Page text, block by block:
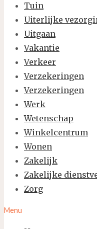
Tuin
Uiterlijke
Uitgaan
Vakantie
Verkeer
Verzekeringen
Verzekeringen
Werk
Wetenschap
Winkelcentrum
Wonen
Zakelijk
Zakelijke
Zorg
Menu